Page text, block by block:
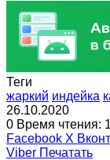
Теги
жаркий индейка
26.10.2020
0 Время чтения:
Facebook X
Viber Печатать